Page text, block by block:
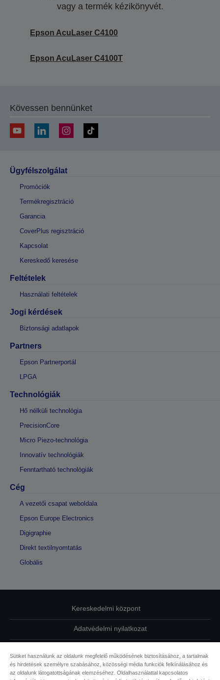
vagy a termék kézikönyvét.
Epson AcuLaser C4100
Epson AcuLaser C4100T
Kövessen bennünket
Ügyfélszolgálat
Promóciók
Termékregisztráció
Garancia
CoverPlus regisztráció
Kapcsolat
Kereskedő keresése
Feltételek
Használati feltételek
Jogi kérdések
Biztonsági adatlapok
Partners
Epson Partnerportál
LPGA
Technológiák
Hő nélküli technológia
PrecisionCore
Micro Piezo-technológia
Innovatív technológiák
Fenntartható technológiák
Cég
A vezetői csapat weboldala
Epson Europe Electronics
Digigraphie
Direkt textilnyomtatás
Globális
Kereskedelmi központ
Adatvédelmi nyilatkozat
Kapcsolatfelvétel
Sütiket használunk az oldalunk megfelelő működésének biztosításához, a tartalmak
és hirdetések személyre szabásához, közösségi média funkciók felkínálásához és
az oldalunk látogatottságának elemzéséhez. Oldalhasználattal kapcsolatos